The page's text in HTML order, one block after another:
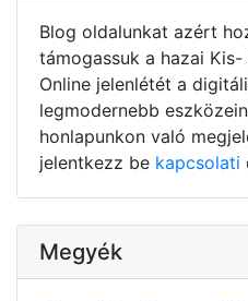
Blog oldalunkat azért
támogassuk a hazai
Online jelenlétét a
legmodernebb
honlapunkon való
jelentkezz be kapcsolati
Megyék